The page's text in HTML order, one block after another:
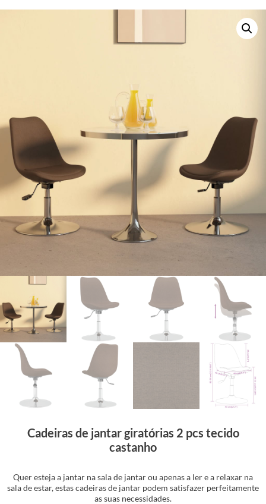
Cadeiras de jantar giratórias 2 pcs tecido
castanho
Quer esteja a jantar na sala de jantar ou apenas a ler e a relaxar na
sala de estar, estas cadeiras de jantar podem satisfazer perfeitamente
as suas necessidades.